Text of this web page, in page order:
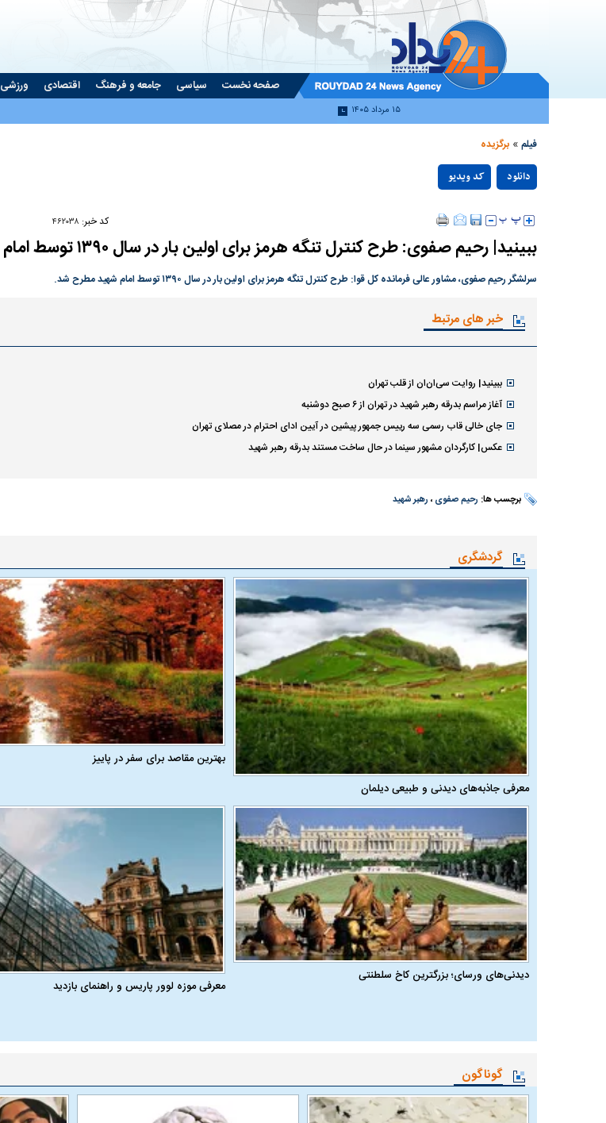
صفحه نخست سیاسی جامعه و فرهنگ اقتصادی ورزشی
۱۵ مرداد ۱۴۰۵
فیلم » برگزیده
Video
کد ویدیو دانلود
کد خبر: ۴۶۲۰۳۸
ببینید| رحیم صفوی: طرح کنترل تنگه هرمز برای اولین بار در سال ۱۳۹۰ توسط امام شهید مطرح شد
سرلشگر رحیم صفوی، مشاور عالی فرمانده کل قوا: طرح کنترل تنگه هرمز برای اولین بار در سال ۱۳۹۰ توسط امام شهید مطرح شد.
خبر های مرتبط
ببینید| روایت سی‌ان‌ان از قلب تهران
آغاز مراسم بدرقه رهبر شهید در تهران از ۶ صبح دوشنبه
جای خالی قاب رسمی سه رییس جمهور پیشین در آیین ادای احترام در مصلای تهران
عکس| کارگردان مشهور سینما در حال ساخت مستند بدرقه رهبر شهید
برچسب ها: رحیم صفوی ، رهبر شهید
گردشگری
معرفی جاذبه‌های دیدنی و طبیعی دیلمان
بهترین مقاصد برای سفر در پاییز
دیدنی‌های ورسای؛ بزرگترین کاخ سلطنتی
معرفی موزه لوور پاریس و راهنمای بازدید
گوناگون